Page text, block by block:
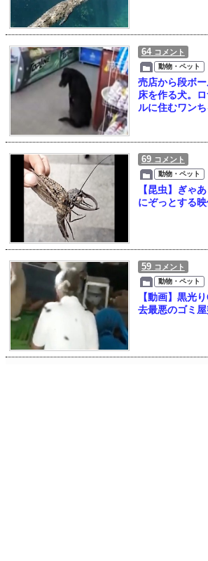
64 コメント
動物・ペット
売店から段ボ
床を作る犬。
ルに住むワンち
69 コメント
動物・ペット
【昆虫】ぎゃ
にぞっとする
59 コメント
動物・ペット
【動画】黒光
去最悪のゴミ